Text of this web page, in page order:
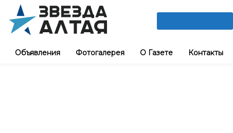
Объявления Фотогалерея О Газете Контакты